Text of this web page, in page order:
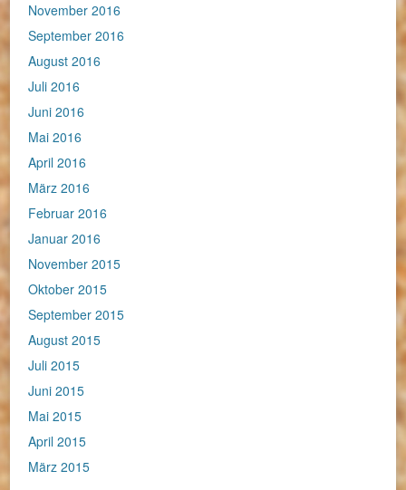
November 2016
September 2016
August 2016
Juli 2016
Juni 2016
Mai 2016
April 2016
März 2016
Februar 2016
Januar 2016
November 2015
Oktober 2015
September 2015
August 2015
Juli 2015
Juni 2015
Mai 2015
April 2015
März 2015